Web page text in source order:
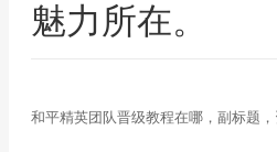
魅力所在。
和平精英团队晋级教程在哪，副标题